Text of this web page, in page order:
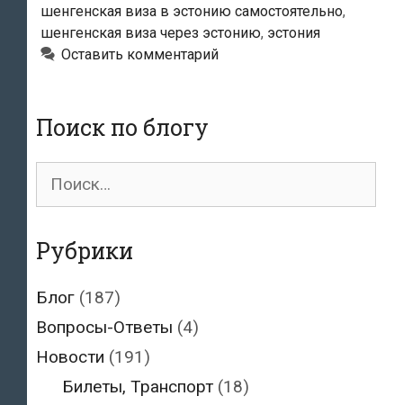
шенгенская виза в эстонию самостоятельно,
шенгенская виза через эстонию, эстония
Оставить комментарий
Поиск по блогу
Поиск
Рубрики
Блог (187)
Вопросы-Ответы (4)
Новости (191)
Билеты, Транспорт(18)